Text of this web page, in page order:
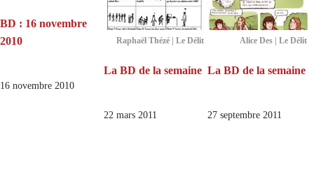
BD : 16 novembre
2010
16 novembre 2010
Raphaël Thézé | Le Délit
La BD de la semaine
22 mars 2011
Alice Des | Le Délit
La BD de la semaine
27 septembre 2011